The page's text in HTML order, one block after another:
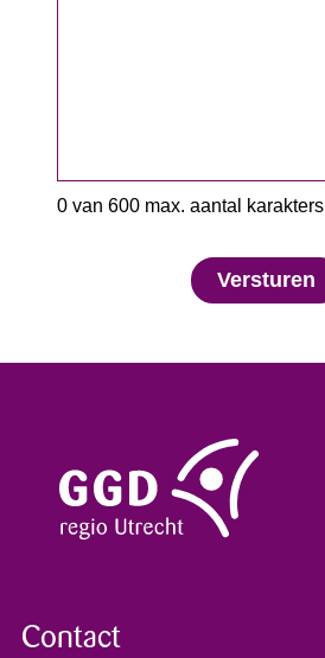
0 van 600 max. aantal karakters
Contact